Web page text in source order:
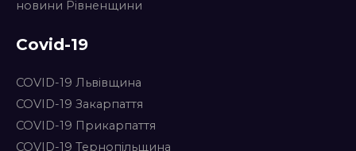
новини Рівненщини
Covid-19
COVID-19 Львівщина
COVID-19 Закарпаття
COVID-19 Прикарпаття
COVID-19 Тернопільщина